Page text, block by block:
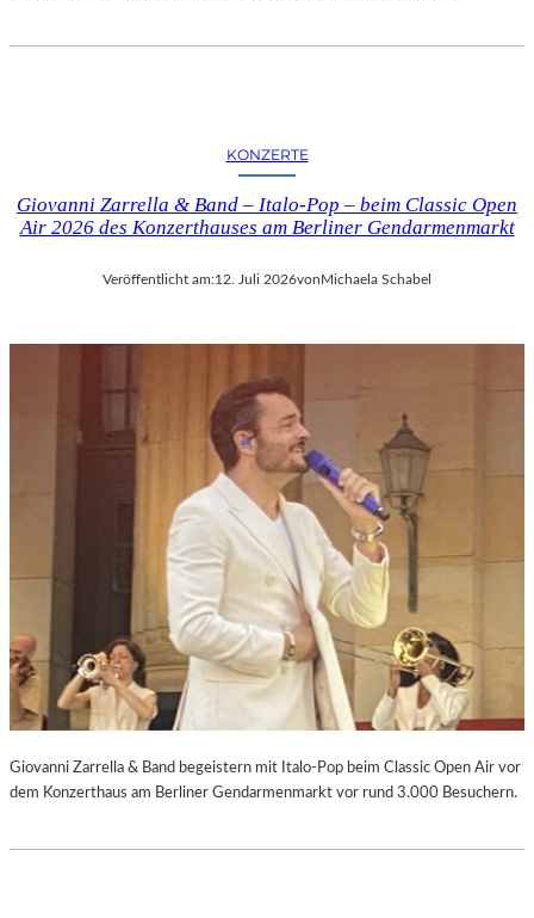
KONZERTE
Giovanni Zarrella & Band – Italo-Pop – beim Classic Open
Air 2026 des Konzerthauses am Berliner Gendarmenmarkt
Veröffentlicht am:12. Juli 2026von Michaela Schabel
Giovanni Zarrella & Band begeistern mit Italo-Pop beim Classic Open Air vor
dem Konzerthaus am Berliner Gendarmenmarkt vor rund 3.000 Besuchern.